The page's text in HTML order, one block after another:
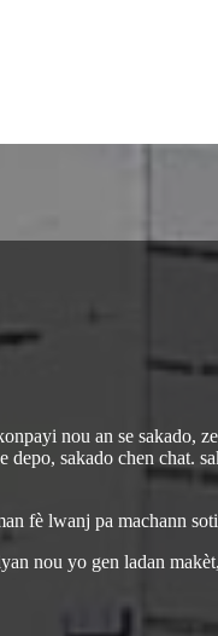
nou an se sakado,
sakado chen chat.
fè lwanj pa machann
nou yo gen ladan makèt,